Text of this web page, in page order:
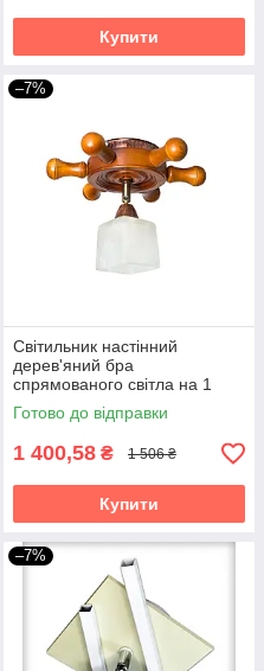
Купити
–7%
Світильник настінний
дерев'яний бра
спрямованого світла на 1
плафон Штурвал коричнева
для кухні спальні дитячої
Готово до відправки
1 400,58 ₴ 1 506 ₴
Купити
–7%